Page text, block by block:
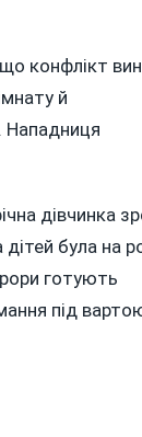
що конфлікт
й
Нападниця
дівчинка
була на
готують
під